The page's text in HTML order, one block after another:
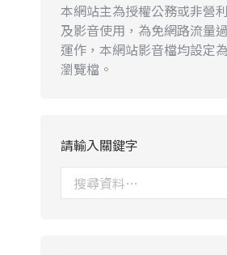
本網站主為授權公務或非營
及影音使用，為免網路流量
運作，本網站影音檔均設定
瀏覽檔。
請輸入關鍵字